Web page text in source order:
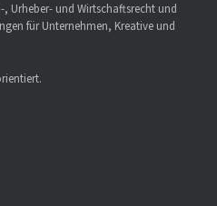
, Urheber- und Wirtschaftsrecht und
für Unternehmen, Kreative und